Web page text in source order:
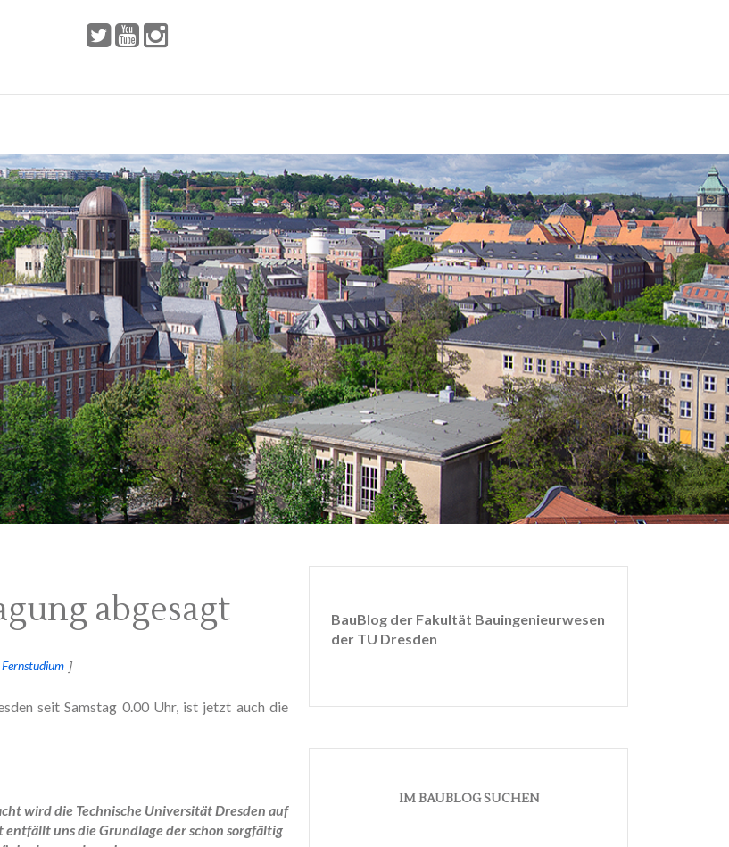
abgesagt
Fernstudium
seit Samstag 0.00 Uhr, ist jetzt auch die
wird die Technische Universität Dresden auf
uns die Grundlage der schon sorgfältig
BauBlog der Fakultät Bauingenieurwesen
der TU Dresden
IM BAUBLOG SUCHEN